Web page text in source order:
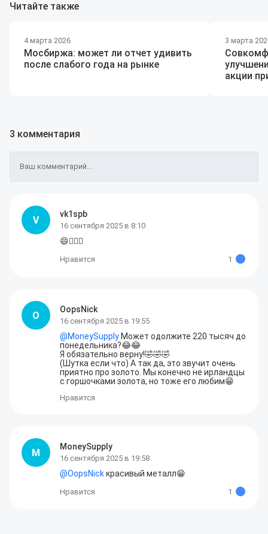
Читайте также
4 марта 2026
Мосбиржа: может ли отчет удивить
после слабого года на рынке
3 марта
акции
3 комментария
Ваш комментарий...
V
vk1spb
16 сентября 2025 в 8:10
😄👍🏼🔥
Нравится 1
O
OopsNick
16 сентября 2025 в 19:55
@MoneySupply Может одолжите 220 тысяч до
понедельника?😂😂
Я обязательно верну!🤣🤣🤣
(Шутка если что) А так да, это звучит очень
приятно про золото. Мы конечно не ирландцы
с горшочками золота, но тоже его любим😁
Нравится
M
MoneySupply
16 сентября 2025 в 19:58
@OopsNick красивый металл😁
Нравится 1